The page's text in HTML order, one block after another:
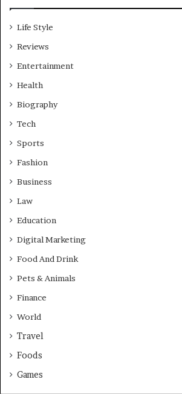
Life Style
Reviews
Entertainment
Health
Biography
Tech
Sports
Fashion
Business
Law
Education
Digital Marketing
Food And Drink
Pets & Animals
Finance
World
Travel
Foods
Games